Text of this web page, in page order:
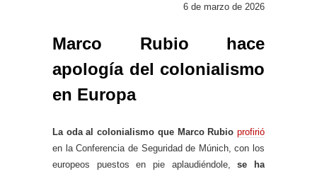
6 de marzo de 2026
Marco Rubio hace
apología del colonialismo
en Europa
La oda al colonialismo que Marco Rubio profirió
en la Conferencia de Seguridad de Múnich, con los
europeos puestos en pie aplaudiéndole,se ha